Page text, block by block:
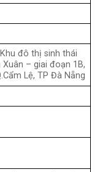
đô thị sinh thái
– giai đoạn 1B,
Lệ, TP Đà Nẵng